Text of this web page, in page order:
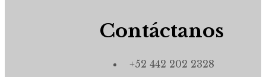
Contáctanos
+52 442 202 2328